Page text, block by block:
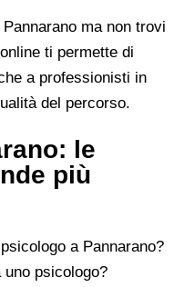
ma non trovi
ti permette di
a professionisti in
del percorso.
le
più
a Pannarano?
psicologo?